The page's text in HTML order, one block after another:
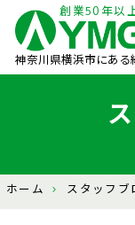
創業50年以
神奈川県横浜市にある
ホーム スタッフブ